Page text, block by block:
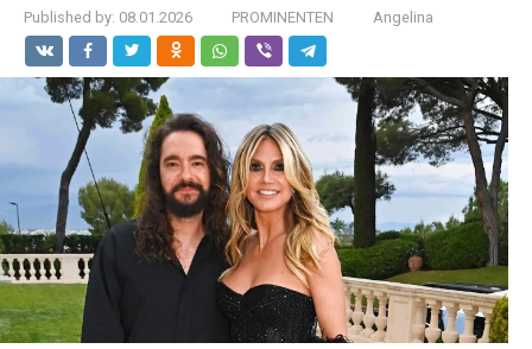
Published by: 08.01.2026 PROMINENTEN Angelina